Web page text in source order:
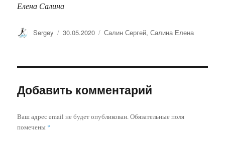
Елена Салина
Автор
Sergey Опубликовано
30.05.2020 Метки
Салин Сергей,Салина Елена
Добавить комментарий
Ваш адрес email не будет опубликован.Обязательные поля
помечены *